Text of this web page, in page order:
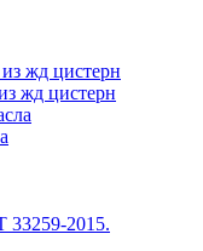
жд цистерн
жд цистерн
2015.